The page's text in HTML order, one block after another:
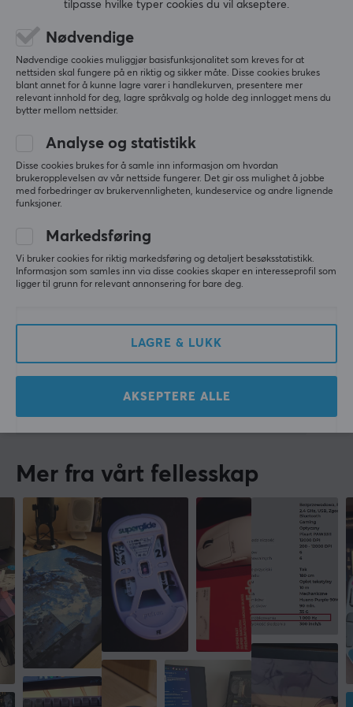
Vis originalen
Trust Sydney Laptop Veske 17,3” - Svart
2 likes
Quoc N
Verifisert kjøper
bra produkt og billig
Trust Sydney Laptop Veske 17,3” - Svart
last mo.
0 likes
Kristijan K
Verifisert kjøper
Level 14
Feeding Gladiator
PC
Playstation VR Retro
3 days ago
Level 5
Super Scout
Trust Sydney Laptop Veske 17,3” - Svart
Mer fra vårt fellesskap
tilpasse hvilke typer cookies du vil akseptere.
Nødvendige
Nødvendige cookies muliggjør basisfunksjonalitet som kreves for at
nettsiden skal fungere på en riktig og sikker måte. Disse cookies brukes
blant annet for å kunne lagre varer i handlekurven, presentere mer
relevant innhold for deg, lagre språkvalg og holde deg innlogget mens du
bytter mellom nettsider.
Analyse og statistikk
Disse cookies brukes for å samle inn informasjon om hvordan
brukeropplevelsen av vår nettside fungerer. Det gir oss mulighet å jobbe
med forbedringer av brukervennligheten, kundeservice og andre lignende
funksjoner.
Markedsføring
Vi bruker cookies for riktig markedsføring og detaljert besøksstatistikk.
Informasjon som samles inn via disse cookies skaper en interesseprofil som
ligger til grunn for relevant annonsering for bare deg.
LAGRE & LUKK
AKSEPTERE ALLE